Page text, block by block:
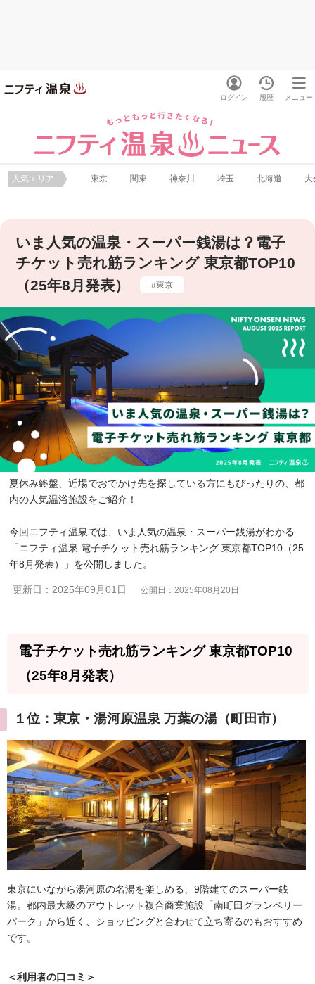
ログイン 履歴 メニュー
人気エリア 東京 関東 神奈川 埼玉 北海道 大
いま人気の温泉・スーパー銭湯は？電子
チケット売れ筋ランキング 東京都TOP10
（25年8月発表）
東京
夏休み終盤、近場でおでかけ先を探している方にもぴったりの、都
内の人気温浴施設をご紹介！
今回ニフティ温泉では、いま人気の温泉・スーパー銭湯がわかる
「ニフティ温泉 電子チケット売れ筋ランキング 東京都TOP10（25
年8月発表）」を公開しました。
更新日：2025年09月01日 公開日：2025年08月20日
電子チケット売れ筋ランキング 東京都TOP10
（25年8月発表）
１位：東京・湯河原温泉 万葉の湯（町田市）
東京にいながら湯河原の名湯を楽しめる、9階建てのスーパー銭
湯。都内最大級のアウトレット複合商業施設「南町田グランベリー
パーク」から近く、ショッピングと合わせて立ち寄るのもおすすめ
です。
＜利用者の口コミ＞